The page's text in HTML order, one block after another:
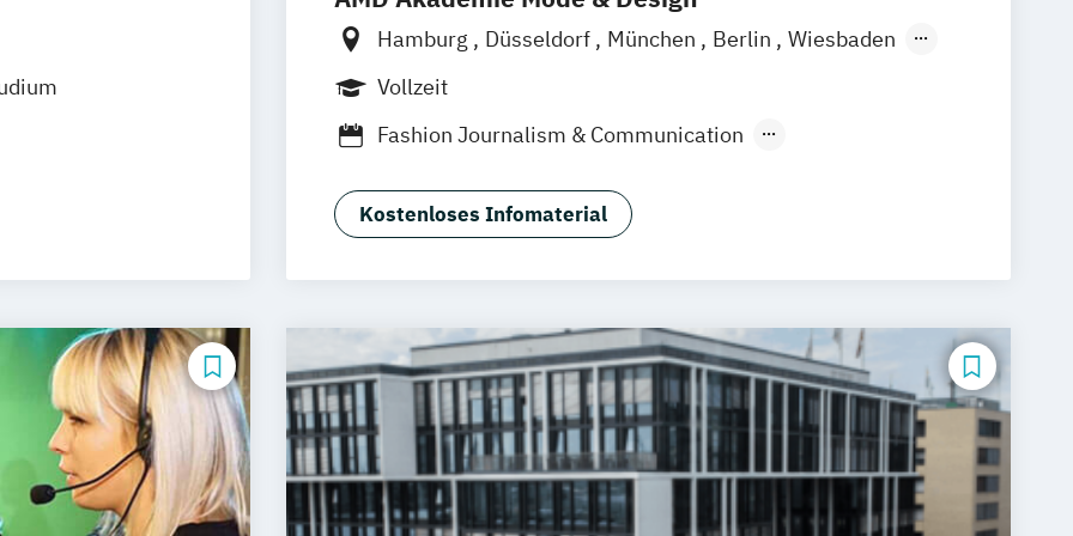
Hamburg Düsseldorf München Berlin
Wiesbaden
Online-Campus
Vollzeit
Fashion Journalism & Communication
Interior Design
Marken- & Kommunikationsdesign
Kostenloses Infomaterial